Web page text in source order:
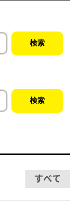
すべて